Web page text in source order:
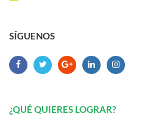
SÍGUENOS
¿QUÉ QUIERES LOGRAR?